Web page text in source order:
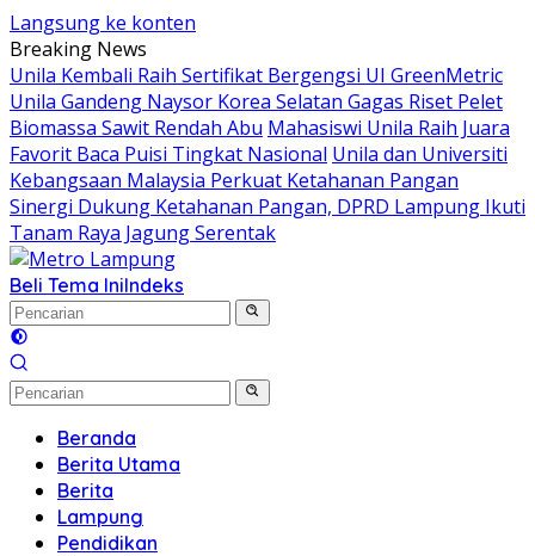
Langsung ke konten
Breaking News
Unila Kembali Raih Sertifikat Bergengsi UI GreenMetric
Unila Gandeng Naysor Korea Selatan Gagas Riset Pelet
Biomassa Sawit Rendah Abu Mahasiswi Unila Raih Juara
Favorit Baca Puisi Tingkat Nasional Unila dan Universiti
Kebangsaan Malaysia Perkuat Ketahanan Pangan
Sinergi Dukung Ketahanan Pangan, DPRD Lampung Ikuti
Tanam Raya Jagung Serentak
Beli Tema IniIndeks
Beranda
Berita Utama
Berita
Lampung
Pendidikan